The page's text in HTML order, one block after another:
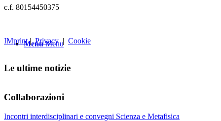
Menu Menu
c.f. 80154450375
IMprint|Privacy| Cookie
Le ultime notizie
Collaborazioni
Incontri interdisciplinari e convegni Scienza e Metafisica